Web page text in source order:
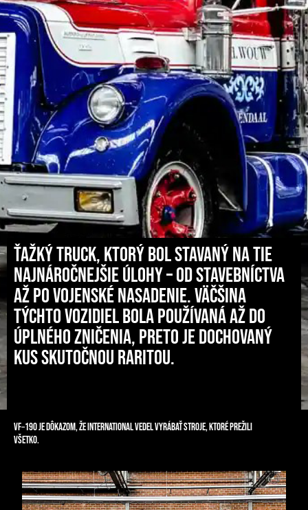
Ťažký truck, ktorý bol stavaný na tie
najnáročnejšie úlohy – od stavebníctva
až po vojenské nasadenie. Väčšina
týchto vozidiel bola používaná až do
úplného zničenia, preto je dochovaný
kus skutočnou raritou.
VF‑190 je dôkazom, že International vedel vyrábať stroje, ktoré prežili
všetko.